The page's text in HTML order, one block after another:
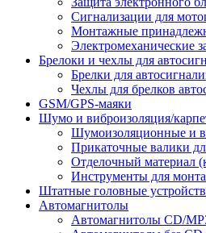
Сигнализации для
Монтажные
Электромеханические
Брелоки и чехлы для
Брелки для
Чехлы для брелков
GSM/GPS-маяки
Шумо и виброизоляция/
Шумоизоляционные и
Прикаточные валики
Отделочный материал
Инструменты для
Штатные головные
Автомагнитолы
Автомагнитолы CD/